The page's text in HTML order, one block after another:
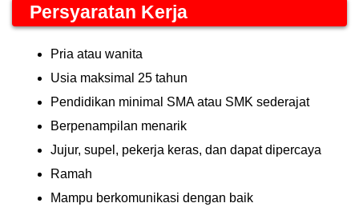
Persyaratan Kerja
Pria atau wanita
Usia maksimal 25 tahun
Pendidikan minimal SMA atau SMK sederajat
Berpenampilan menarik
Jujur, supel, pekerja keras, dan dapat dipercaya
Ramah
Mampu berkomunikasi dengan baik